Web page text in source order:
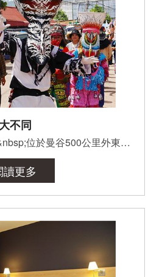
不同
&nbsp; &nbsp; &nbsp; &nbsp;位於曼谷500公里外東北方的雷府鬼臉節慶典(Phi Ta Khon Festival)在泰文為「...
讀更多